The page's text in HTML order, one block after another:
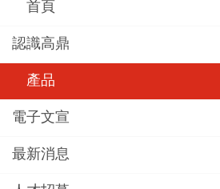
首頁
認識高鼎
產品
電子文宣
最新消息